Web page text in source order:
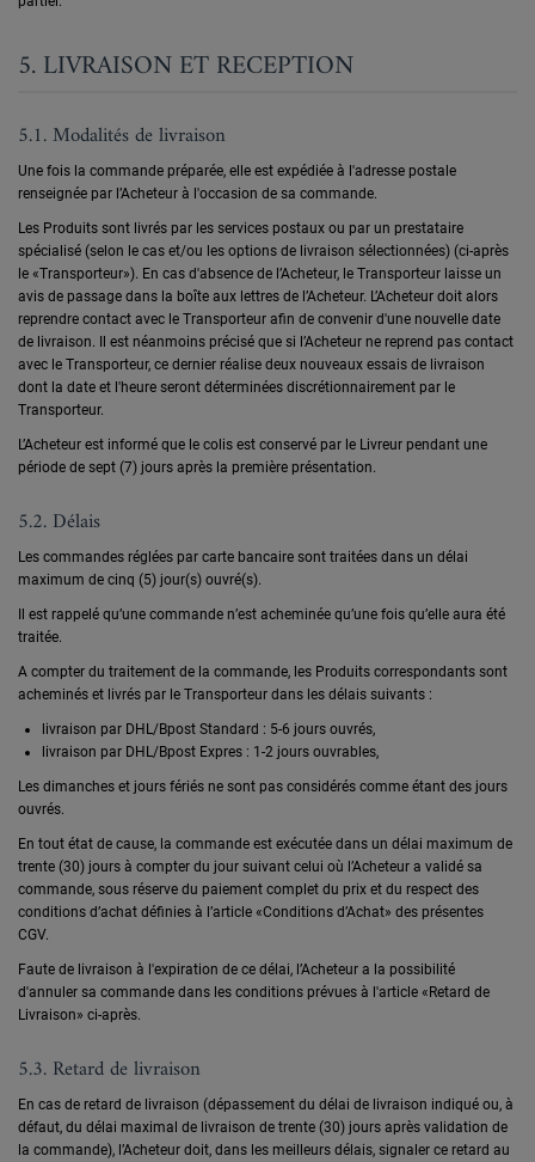
5. LIVRAISON ET RECEPTION
5.1. Modalités de livraison
Une fois la commande préparée, elle est expédiée à l'adresse postale
renseignée par l’Acheteur à l'occasion de sa commande.
Les Produits sont livrés par les services postaux ou par un prestataire
spécialisé (selon le cas et/ou les options de livraison sélectionnées) (ci-après
le «Transporteur»). En cas d'absence de l’Acheteur, le Transporteur laisse un
avis de passage dans la boîte aux lettres de l’Acheteur. L’Acheteur doit alors
reprendre contact avec le Transporteur afin de convenir d'une nouvelle date
de livraison. Il est néanmoins précisé que si l’Acheteur ne reprend pas contact
avec le Transporteur, ce dernier réalise deux nouveaux essais de livraison
dont la date et l'heure seront déterminées discrétionnairement par le
Transporteur.
L’Acheteur est informé que le colis est conservé par le Livreur pendant une
période de sept (7) jours après la première présentation.
5.2. Délais
Les commandes réglées par carte bancaire sont traitées dans un délai
maximum de cinq (5) jour(s) ouvré(s).
Il est rappelé qu’une commande n’est acheminée qu’une fois qu’elle aura été
traitée.
A compter du traitement de la commande, les Produits correspondants sont
acheminés et livrés par le Transporteur dans les délais suivants :
livraison par DHL/Bpost Standard : 5-6 jours ouvrés,
livraison par DHL/Bpost Expres : 1-2 jours ouvrables,
Les dimanches et jours fériés ne sont pas considérés comme étant des jours
ouvrés.
En tout état de cause, la commande est exécutée dans un délai maximum de
trente (30) jours à compter du jour suivant celui où l’Acheteur a validé sa
commande, sous réserve du paiement complet du prix et du respect des
conditions d’achat définies à l’article «Conditions d’Achat» des présentes
CGV.
Faute de livraison à l'expiration de ce délai, l’Acheteur a la possibilité
d'annuler sa commande dans les conditions prévues à l'article «Retard de
Livraison» ci-après.
5.3. Retard de livraison
En cas de retard de livraison (dépassement du délai de livraison indiqué ou, à
défaut, du délai maximal de livraison de trente (30) jours après validation de
la commande), l’Acheteur doit, dans les meilleurs délais, signaler ce retard au